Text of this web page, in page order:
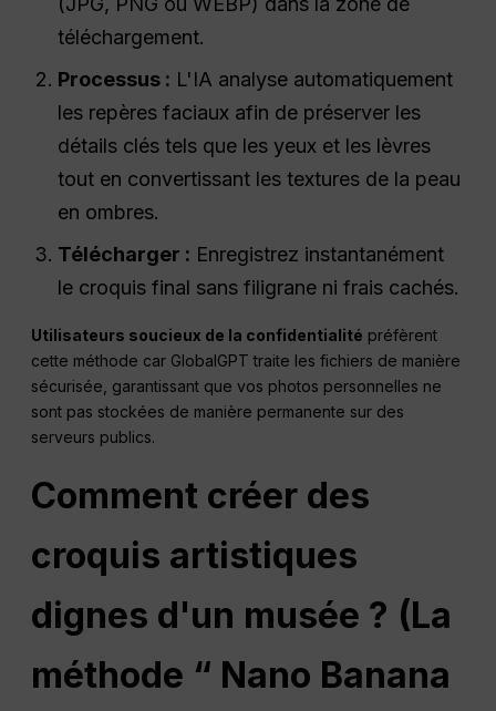
téléchargement.
Processus : L'IA analyse automatiquement
les repères faciaux afin de préserver les
détails clés tels que les yeux et les lèvres
tout en convertissant les textures de la peau
en ombres.
Télécharger : Enregistrez instantanément
le croquis final sans filigrane ni frais cachés.
Utilisateurs soucieux de la confidentialité préfèrent
cette méthode car GlobalGPT traite les fichiers de manière
sécurisée, garantissant que vos photos personnelles ne
sont pas stockées de manière permanente sur des
serveurs publics.
Comment créer des
croquis artistiques
dignes d'un musée ? (La
méthode “ Nano Banana